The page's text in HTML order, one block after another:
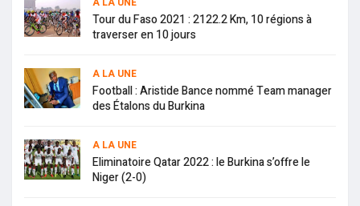
Tour du Faso 2021 : 2122.2 Km, 10 régions à
traverser en 10 jours
A LA UNE
Football : Aristide Bance nommé Team manager
des Étalons du Burkina
A LA UNE
Eliminatoire Qatar 2022 : le Burkina s’offre le
Niger (2-0)